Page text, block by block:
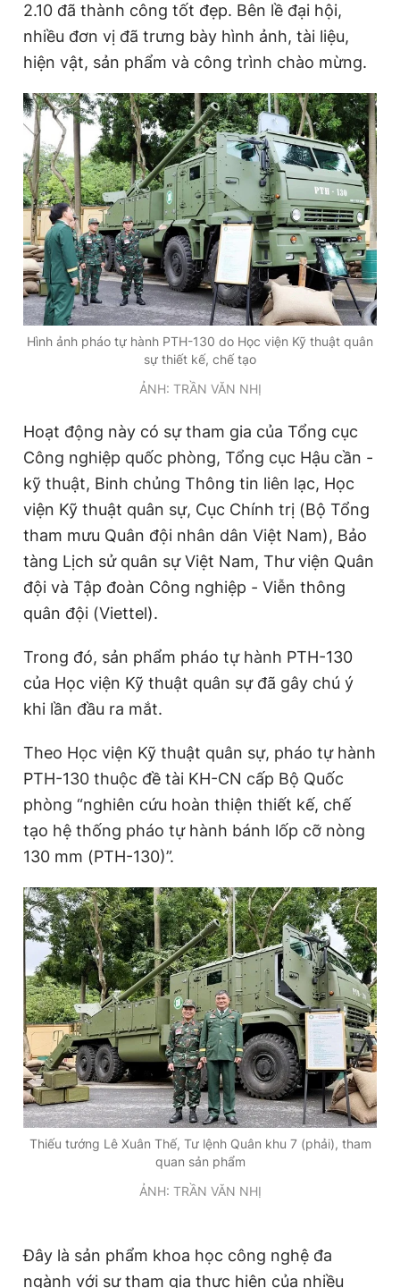
Thông tin tòa soạn Liên hệ quảng cáo
Đọc Thanh Niên trên điện thoại
Theo dõi báo trên
Hotline
0906 645 777
Liên hệ quảng cáo
0908 780 404
Phó tổng biên tập thường trực: Hải Thành
Phó tổng biên tập: Lâm Hiếu Dũng
Phó tổng biên tập: Trần Việt Hưng
Tổng thư ký tòa soạn: Đức Trung
Giấy phép xuất bản số 110/GP - BTTTT cấp ngày 24.3.2020
© 2003-2026 Bản quyền thuộc về Báo Thanh Niên. Cấm sao
chép dưới mọi hình thức nếu không có sự chấp thuận bằng văn
bản. Phát triển bởi ePi Technologies, JSC.
2.10 đã thành công tốt đẹp. Bên lề đại hội,
nhiều đơn vị đã trưng bày hình ảnh, tài liệu,
hiện vật, sản phẩm và công trình chào mừng.
Hình ảnh pháo tự hành PTH-130 do Học viện Kỹ thuật quân
sự thiết kế, chế tạo
ẢNH: TRẦN VĂN NHỊ
Hoạt động này có sự tham gia của Tổng cục
Công nghiệp quốc phòng, Tổng cục Hậu cần -
kỹ thuật, Binh chủng Thông tin liên lạc, Học
viện Kỹ thuật quân sự, Cục Chính trị (Bộ Tổng
tham mưu Quân đội nhân dân Việt Nam), Bảo
tàng Lịch sử quân sự Việt Nam, Thư viện Quân
đội và Tập đoàn Công nghiệp - Viễn thông
quân đội (Viettel).
Trong đó, sản phẩm pháo tự hành PTH-130
của Học viện Kỹ thuật quân sự đã gây chú ý
khi lần đầu ra mắt.
Theo Học viện Kỹ thuật quân sự, pháo tự hành
PTH-130 thuộc đề tài KH-CN cấp Bộ Quốc
phòng “nghiên cứu hoàn thiện thiết kế, chế
tạo hệ thống pháo tự hành bánh lốp cỡ nòng
130 mm (PTH-130)”.
Thiếu tướng Lê Xuân Thế, Tư lệnh Quân khu 7 (phải), tham
quan sản phẩm
ẢNH: TRẦN VĂN NHỊ
Đây là sản phẩm khoa học công nghệ đa
ngành với sự tham gia thực hiện của nhiều